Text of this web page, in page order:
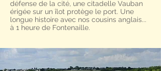
défense de la cité, une citadelle Vauban
érigée sur un îlot protège le port. Une
longue histoire avec nos cousins anglais...
à 1 heure de Fontenaille.